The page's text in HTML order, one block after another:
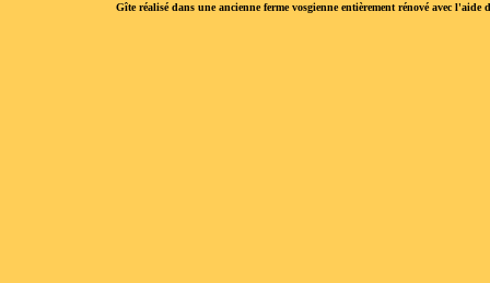
Gîte réalisé dans une ancienne ferme vosgienne entièrement rénové avec